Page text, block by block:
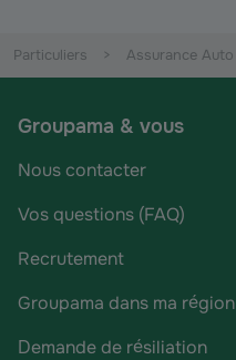
Particuliers Assurance Auto
Groupama & vous
Nous contacter
Vos questions (FAQ)
Recrutement
Groupama dans ma région
Demande de résiliation